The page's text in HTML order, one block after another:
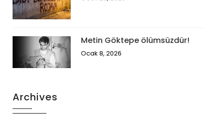
Metin Göktepe ölümsüzdür!
Ocak 8, 2026
Archives